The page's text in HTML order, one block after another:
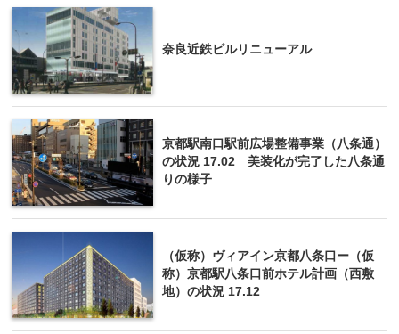
奈良近鉄ビルリニューアル
京都駅南口駅前広場整備事業（八条通）
の状況 17.02 美装化が完了した八条通
りの様子
（仮称）ヴィアイン京都八条口ー（仮
称）京都駅八条口前ホテル計画（西敷
地）の状況 17.12